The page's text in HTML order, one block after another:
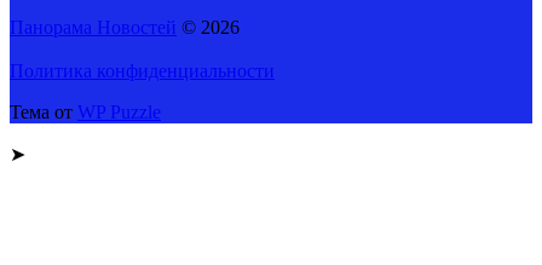
Панорама Новостей © 2026
Политика конфиденциальности
Тема от WP Puzzle
➤